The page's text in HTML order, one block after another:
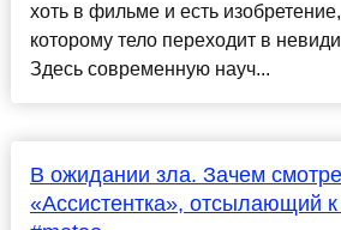
хоть в фильме и есть
которому тело переходит в
Здесь современную науч...
В ожидании зла. Зачем
«Ассистентка», отсылающий